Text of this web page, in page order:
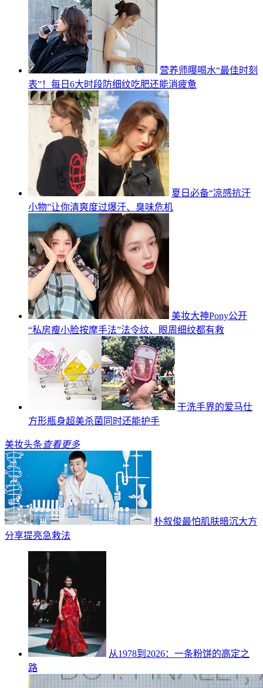
营养师曝喝水“最佳时刻
表”！每日6大时段防细纹吃肥还能消疲惫
夏日必备“凉感抗汗
小物”让你清爽度过爆汗、臭味危机
美妆大神Pony公开
“私房瘦小脸按摩手法”法令纹、眼周细纹都有救
干洗手界的爱马仕
方形瓶身超美杀菌同时还能护手
美妆头条查看更多
朴叙俊最怕肌肤暗沉大方
分享提亮急救法
从1978到2026：一条粉饼的高定之
路